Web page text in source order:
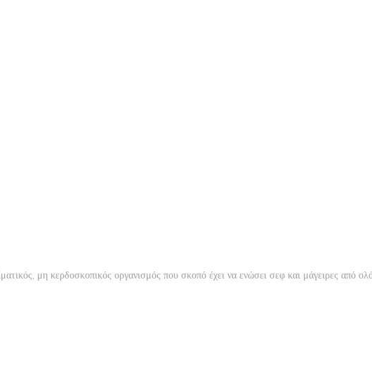
μη κερδοσκοπικός οργανισμός που σκοπό έχει να ενώσει σεφ και μάγειρες από